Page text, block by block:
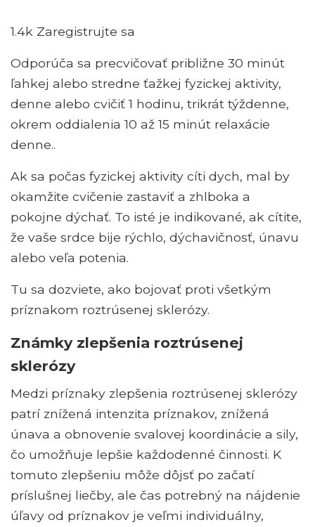
1.4k Zaregistrujte sa
Odporúča sa precvičovať približne 30 minút
ľahkej alebo stredne ťažkej fyzickej aktivity,
denne alebo cvičiť 1 hodinu, trikrát týždenne,
okrem oddialenia 10 až 15 minút relaxácie
denne..
Ak sa počas fyzickej aktivity cíti dych, mal by
okamžite cvičenie zastaviť a zhlboka a
pokojne dýchať. To isté je indikované, ak cítite,
že vaše srdce bije rýchlo, dýchavičnosť, únavu
alebo veľa potenia.
Tu sa dozviete, ako bojovať proti všetkým
príznakom roztrúsenej sklerózy.
Známky zlepšenia roztrúsenej
sklerózy
Medzi príznaky zlepšenia roztrúsenej sklerózy
patrí znížená intenzita príznakov, znížená
únava a obnovenie svalovej koordinácie a sily,
čo umožňuje lepšie každodenné činnosti. K
tomuto zlepšeniu môže dôjsť po začatí
príslušnej liečby, ale čas potrebný na nájdenie
úľavy od príznakov je veľmi individuálny,